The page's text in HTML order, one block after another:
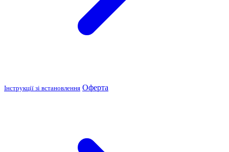
Інструкції зі встановлення Оферта